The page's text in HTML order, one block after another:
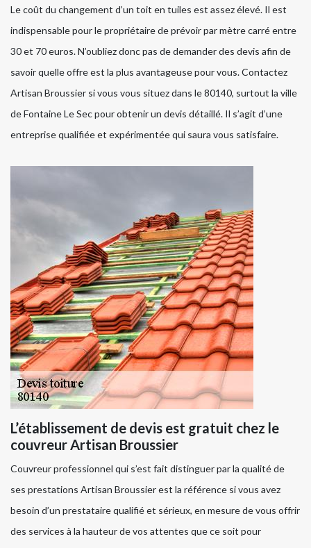
Le coût du changement d’un toit en tuiles est assez élevé. Il est
indispensable pour le propriétaire de prévoir par mètre carré entre
30 et 70 euros. N’oubliez donc pas de demander des devis afin de
savoir quelle offre est la plus avantageuse pour vous. Contactez
Artisan Broussier si vous vous situez dans le 80140, surtout la ville
de Fontaine Le Sec pour obtenir un devis détaillé. Il s’agit d’une
entreprise qualifiée et expérimentée qui saura vous satisfaire.
L’établissement de devis est gratuit chez le
couvreur Artisan Broussier
Couvreur professionnel qui s’est fait distinguer par la qualité de
ses prestations Artisan Broussier est la référence si vous avez
besoin d’un prestataire qualifié et sérieux, en mesure de vous offrir
des services à la hauteur de vos attentes que ce soit pour